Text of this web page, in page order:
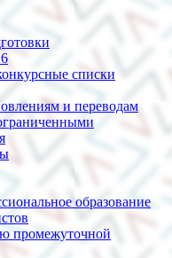
списки
и переводам
образование
промежуточной